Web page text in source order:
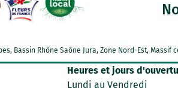
Bassin Rhône Saône Jura, Zone Nord-Est,
Heures et jours
Lundi au Vendredi